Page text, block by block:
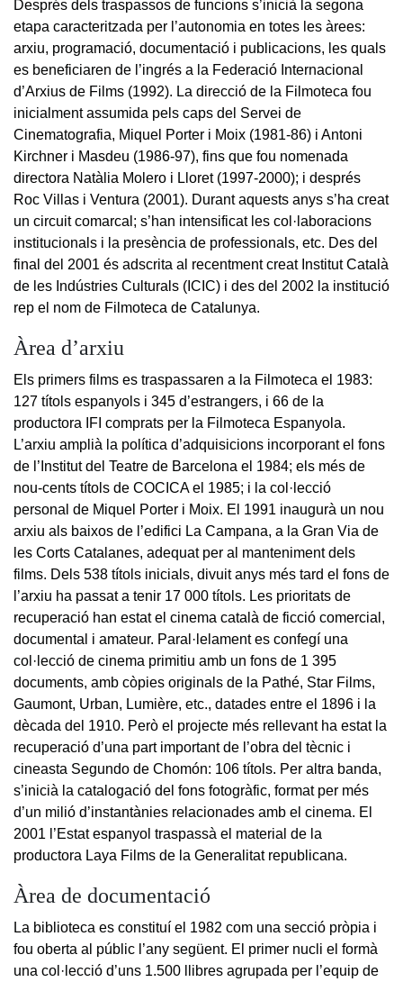
Després dels traspassos de funcions s’inicià la segona
etapa caracteritzada per l’autonomia en totes les àrees:
arxiu, programació, documentació i publicacions, les quals
es beneficiaren de l’ingrés a la Federació Internacional
d’Arxius de Films (1992). La direcció de la Filmoteca fou
inicialment assumida pels caps del Servei de
Cinematografia, Miquel Porter i Moix (1981-86) i Antoni
Kirchner i Masdeu (1986-97), fins que fou nomenada
directora Natàlia Molero i Lloret (1997-2000); i després
Roc Villas i Ventura (2001). Durant aquests anys s’ha creat
un circuit comarcal; s’han intensificat les col·laboracions
institucionals i la presència de professionals, etc. Des del
final del 2001 és adscrita al recentment creat Institut Català
de les Indústries Culturals (ICIC) i des del 2002 la institució
rep el nom de Filmoteca de Catalunya.
Àrea d’arxiu
Els primers films es traspassaren a la Filmoteca el 1983:
127 títols espanyols i 345 d’estrangers, i 66 de la
productora IFI comprats per la Filmoteca Espanyola.
L’arxiu amplià la política d’adquisicions incorporant el fons
de l’Institut del Teatre de Barcelona el 1984; els més de
nou-cents títols de COCICA el 1985; i la col·lecció
personal de Miquel Porter i Moix. El 1991 inaugurà un nou
arxiu als baixos de l’edifici La Campana, a la Gran Via de
les Corts Catalanes, adequat per al manteniment dels
films. Dels 538 títols inicials, divuit anys més tard el fons de
l’arxiu ha passat a tenir 17 000 títols. Les prioritats de
recuperació han estat el cinema català de ficció comercial,
documental i amateur. Paral·lelament es confegí una
col·lecció de cinema primitiu amb un fons de 1 395
documents, amb còpies originals de la Pathé, Star Films,
Gaumont, Urban, Lumière, etc., datades entre el 1896 i la
dècada del 1910. Però el projecte més rellevant ha estat la
recuperació d’una part important de l’obra del tècnic i
cineasta Segundo de Chomón: 106 títols. Per altra banda,
s’inicià la catalogació del fons fotogràfic, format per més
d’un milió d’instantànies relacionades amb el cinema. El
2001 l’Estat espanyol traspassà el material de la
productora Laya Films de la Generalitat republicana.
Àrea de documentació
La biblioteca es constituí el 1982 com una secció pròpia i
fou oberta al públic l’any següent. El primer nucli el formà
una col·lecció d’uns 1.500 llibres agrupada per l’equip de